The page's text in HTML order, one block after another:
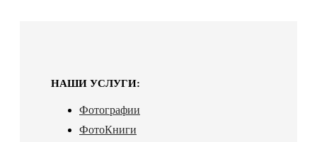
НАШИ УСЛУГИ:
Фотографии
ФотоКниги